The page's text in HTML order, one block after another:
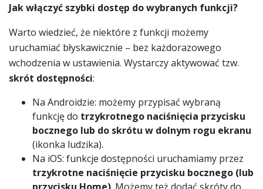
Jak włączyć szybki dostęp do wybranych funkcji?
Warto wiedzieć, że niektóre z funkcji możemy
uruchamiać błyskawicznie – bez każdorazowego
wchodzenia w ustawienia. Wystarczy aktywować tzw.
skrót dostępności:
Na Androidzie: możemy przypisać wybraną
funkcję do trzykrotnego naciśnięcia przycisku
bocznego lub do skrótu w dolnym rogu ekranu
(ikonka ludzika).
Na iOS: funkcje dostępności uruchamiamy przez
trzykrotne naciśnięcie przycisku bocznego (lub